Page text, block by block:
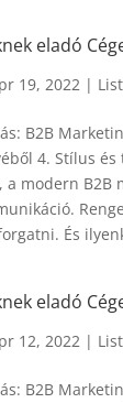
eladó
19, 2022|
B2B
4. Stílus
a modern B2B
És
eladó
12, 2022|
B2B